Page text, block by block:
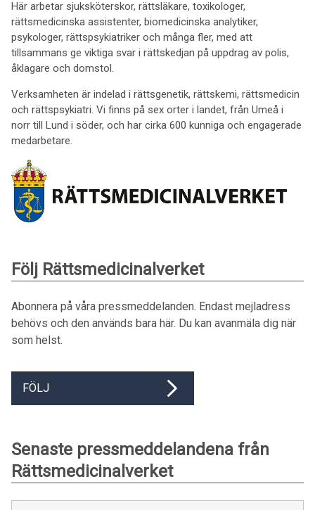
Här arbetar sjuksköterskor, rättsläkare, toxikologer,
rättsmedicinska assistenter, biomedicinska analytiker,
psykologer, rättspsykiatriker och många fler, med att
tillsammans ge viktiga svar i rättskedjan på uppdrag av polis,
åklagare och domstol.
Verksamheten är indelad i rättsgenetik, rättskemi, rättsmedicin
och rättspsykiatri. Vi finns på sex orter i landet, från Umeå i
norr till Lund i söder, och har cirka 600 kunniga och engagerade
medarbetare.
Följ Rättsmedicinalverket
Abonnera på våra pressmeddelanden. Endast mejladress
behövs och den används bara här. Du kan avanmäla dig när
som helst.
FÖLJ
Senaste pressmeddelandena från
Rättsmedicinalverket